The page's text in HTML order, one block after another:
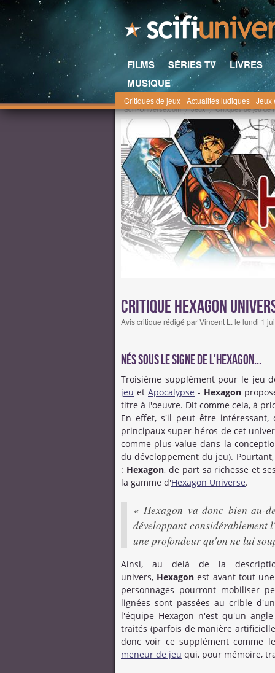
FILMS SÉRIES TV
LIVRES
MUSIQUE
Critiques de jeux Actualités ludiques Jeux
Scifi-Universe.com Jeux Critiques de jeu de
Critique Hexagon
Avis critique rédigé par Vincent L. le lundi 1
Nés sous le signe de l'Hexagon...
Troisième supplément pour le jeu
jeu et Apocalypse - Hexagon
titre à l'oeuvre. Dit comme cela, à
En effet, s'il peut être intéressant,
principaux super-héros de cet
comme plus-value dans la
du développement du jeu).
: Hexagon, de part sa richesse et
la gamme d'Hexagon Universe.
« Hexagon va donc bien au-
développant
une profondeur qu'on ne lui
Ainsi, au delà de la
univers, Hexagon est avant tout
personnages pourront mobiliser
lignées sont passées au crible
l'équipe Hexagon n'est qu'un
traités (parfois de manière
donc voir ce supplément comme
meneur de jeu qui, pour mémoire,